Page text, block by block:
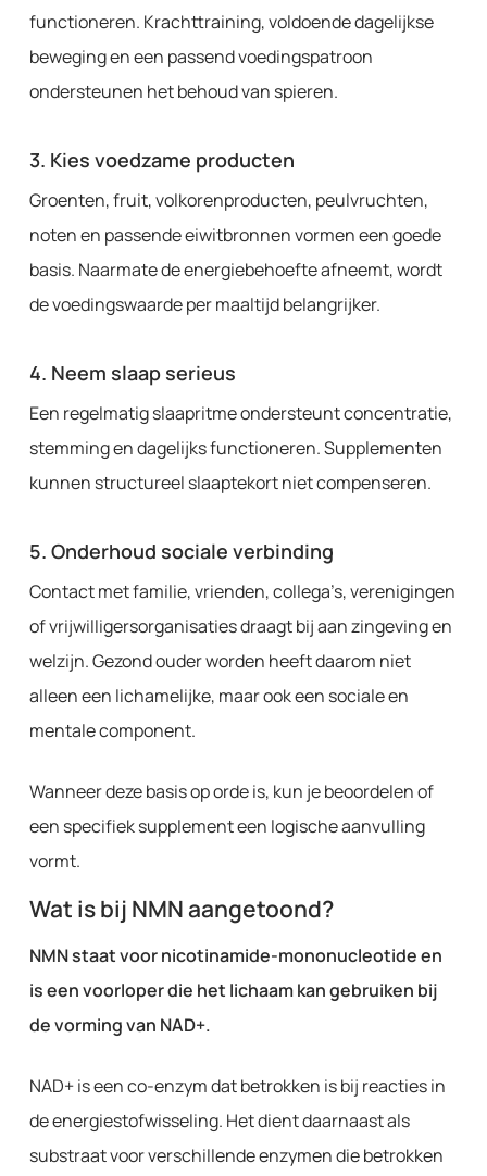
functioneren. Krachttraining, voldoende dagelijkse
beweging en een passend voedingspatroon
ondersteunen het behoud van spieren.
3. Kies voedzame producten
Groenten, fruit, volkorenproducten, peulvruchten,
noten en passende eiwitbronnen vormen een goede
basis. Naarmate de energiebehoefte afneemt, wordt
de voedingswaarde per maaltijd belangrijker.
4. Neem slaap serieus
Een regelmatig slaapritme ondersteunt concentratie,
stemming en dagelijks functioneren. Supplementen
kunnen structureel slaaptekort niet compenseren.
5. Onderhoud sociale verbinding
Contact met familie, vrienden, collega’s, verenigingen
of vrijwilligersorganisaties draagt bij aan zingeving en
welzijn. Gezond ouder worden heeft daarom niet
alleen een lichamelijke, maar ook een sociale en
mentale component.
Wanneer deze basis op orde is, kun je beoordelen of
een specifiek supplement een logische aanvulling
vormt.
Wat is bij NMN aangetoond?
NMN staat voor nicotinamide-mononucleotide en
is een voorloper die het lichaam kan gebruiken bij
de vorming van NAD+.
NAD+ is een co-enzym dat betrokken is bij reacties in
de energiestofwisseling. Het dient daarnaast als
substraat voor verschillende enzymen die betrokken